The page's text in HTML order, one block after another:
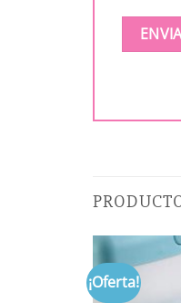
¡Oferta!